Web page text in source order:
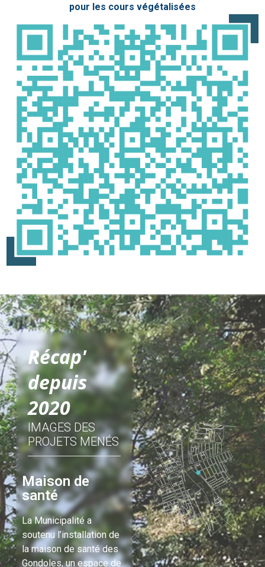
pour les cours végétalisées
Récap'
depuis
2020
IMAGES DES
PROJETS MENÉS
Maison de
santé
La Municipalité a
soutenu l’installation de
la maison de santé des
Gondoles, un espace de
Centre
d'imagerie
médicale
Offre de soins
renforcée
Équipé d’une IRM